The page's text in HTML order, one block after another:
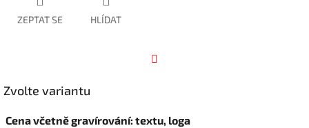
ZEPTAT SE HLÍDAT
Zvolte variantu
Cena včetně gravírování: textu, loga